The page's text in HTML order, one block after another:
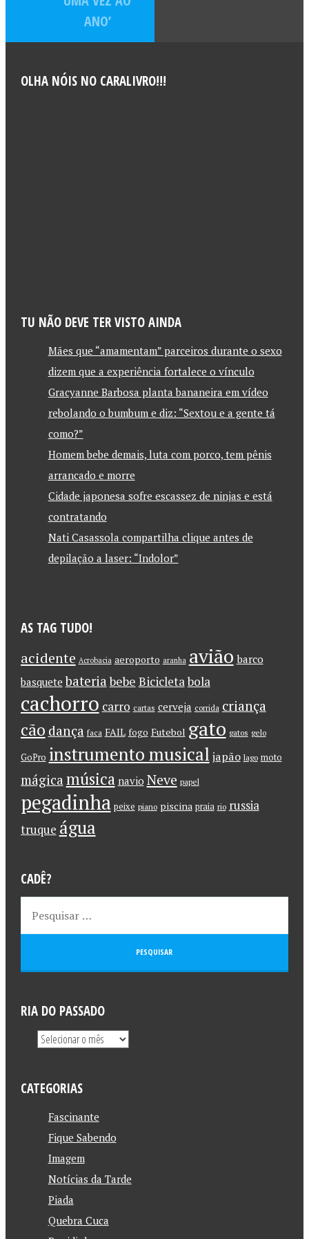
ANO’
OLHA NÓIS NO CARALIVRO!!!
TU NÃO DEVE TER VISTO AINDA
Mães que “amamentam” parceiros durante o sexo
dizem que a experiência fortalece o vínculo
Gracyanne Barbosa planta bananeira em vídeo
rebolando o bumbum e diz: “Sextou e a gente tá
como?”
Homem bebe demais, luta com porco, tem pênis
arrancado e morre
Cidade japonesa sofre escassez de ninjas e está
contratando
Nati Casassola compartilha clique antes de
depilação a laser: “Indolor”
AS TAG TUDO!
acidente Acrobacia aeroporto aranha avião barco
basquete bateria bebe Bicicletabola
cachorro carro cartas cerveja corrida criança
cão dança faca FAIL fogo Futebol gato gatos gelo
GoPro instrumento musical japão lago moto
mágica música navio Neve papel
pegadinha peixe piano piscina praia rio russia
truque água
CADÊ?
RIA DO PASSADO
CATEGORIAS
Fascinante
Fique Sabendo
Imagem
Notícias da Tarde
Piada
Quebra Cuca